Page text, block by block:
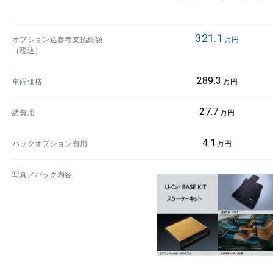
オプション込参考支払総額
（税込）
321.1 万円
車両価格 289.3 万円
諸費用 27.7 万円
パックオプション費用 4.1 万円
写真／パック内容